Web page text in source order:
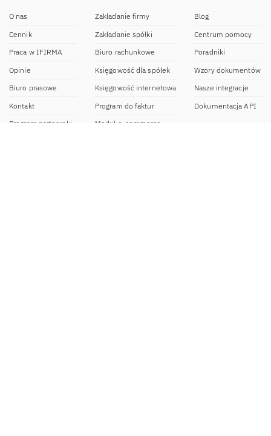
O nas
Cennik
Praca w IFIRMA
Opinie
Biuro prasowe
Kontakt
Program partnerski
Zakładanie firmy
Zakładanie spółki
Biuro rachunkowe
Księgowość dla spółek
Księgowość internetowa
Program do faktur
Moduł e-commerce
Blog
Centrum pomocy
Poradniki
Wzory dokumentów
Nasze integracje
Dokumentacja API